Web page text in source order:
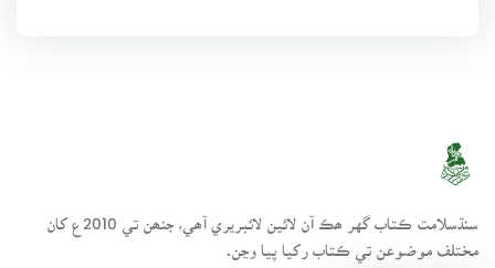
سنڌسلامت ڪتاب گهر ھڪ آن لائين لائبريري آھي، جنھن تي 2010ع کان
مختلف موضوعن تي ڪتاب رکيا پيا وڃن.